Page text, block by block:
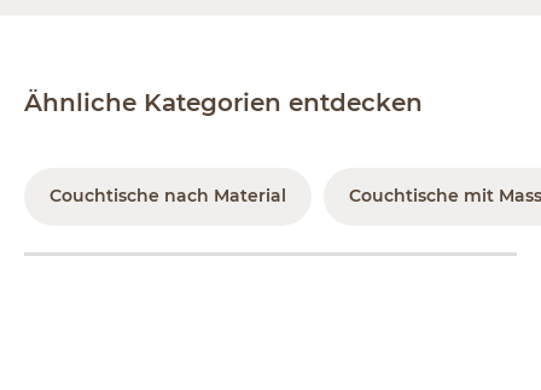
Ähnliche Kategorien entdecken
Couchtische nach Material Couchtische mit